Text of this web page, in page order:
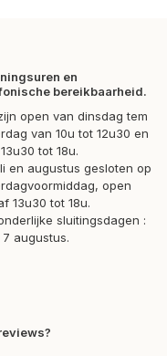
en
bereikbaarheid.
open van dinsdag tem
van 10u tot 12u30 en
tot 18u.
en augustus gesloten op
open
13u30 tot 18u.
sluitingsdagen :
7 augustus.